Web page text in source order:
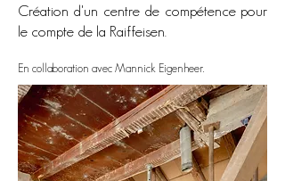
Création d'un centre de compétence pour
le compte de la Raiffeisen.
En collaboration avec Mannick Eigenheer.